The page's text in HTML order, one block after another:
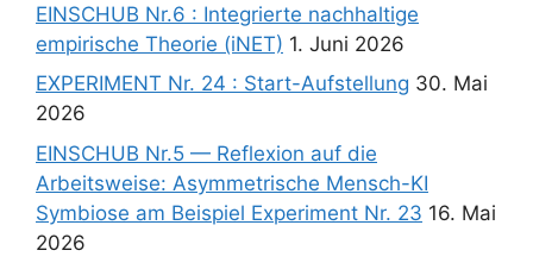
EINSCHUB Nr.6 : Integrierte nachhaltige
empirische Theorie (iNET) 1. Juni 2026
EXPERIMENT Nr. 24 : Start-Aufstellung 30. Mai
2026
EINSCHUB Nr.5 — Reflexion auf die
Arbeitsweise: Asymmetrische Mensch-KI
Symbiose am Beispiel Experiment Nr. 23 16. Mai
2026